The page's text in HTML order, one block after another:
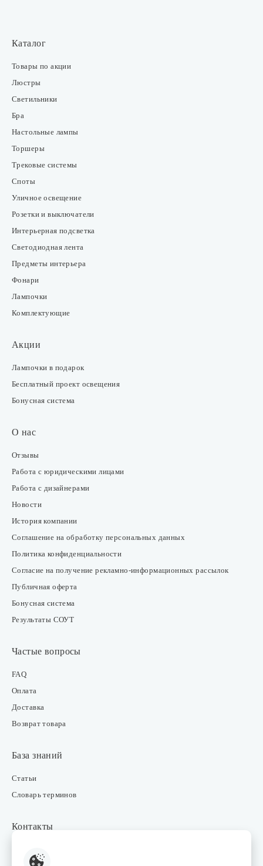
Каталог
Товары по акции
Люстры
Светильники
Бра
Настольные лампы
Торшеры
Трековые системы
Споты
Уличное освещение
Розетки и выключатели
Интерьерная подсветка
Светодиодная лента
Предметы интерьера
Фонари
Лампочки
Комплектующие
Акции
Лампочки в подарок
Бесплатный проект освещения
Бонусная система
О нас
Отзывы
Работа с юридическими лицами
Работа с дизайнерами
Новости
История компании
Соглашение на обработку персональных данных
Политика конфиденциальности
Согласие на получение рекламно-информационных рассылок
Публичная оферта
Бонусная система
Результаты СОУТ
Частые вопросы
FAQ
Оплата
Доставка
Возврат товара
База знаний
Статьи
Словарь терминов
Контакты